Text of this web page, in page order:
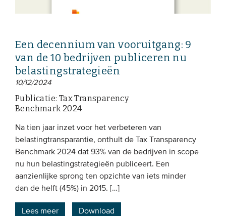
Een decennium van vooruitgang: 9
van de 10 bedrijven publiceren nu
belastingstrategieën
10/12/2024
Publicatie: Tax Transparency
Benchmark 2024
Na tien jaar inzet voor het verbeteren van
belastingtransparantie, onthult de Tax Transparency
Benchmark 2024 dat 93% van de bedrijven in scope
nu hun belastingstrategieën publiceert. Een
aanzienlijke sprong ten opzichte van iets minder
dan de helft (45%) in 2015. […]
Lees meer Download